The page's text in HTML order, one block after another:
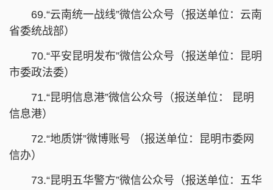
69.“云南统一战线”微信公众号（报送单位：云南
省委统战部）
70.“平安昆明发布”微信公众号（报送单位：昆明
市委政法委）
71.“昆明信息港”微信公众号（报送单位： 昆明
信息港）
72.“地质饼”微博账号 （报送单位：昆明市委网
信办）
73.“昆明五华警方”微信公众号（报送单位：五华